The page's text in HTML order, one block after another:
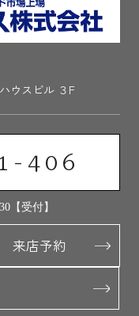
ウスビル ３F
406
【受付】
来店予約